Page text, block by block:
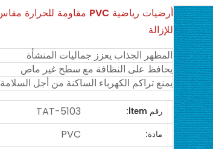
للإزالة
المظهر الجذاب يعزز جماليات المنشأة
يحافظ على النظافة مع سطح غير ماص
يمنع تراكم الكهرباء الساكنة من أجل السلامة
رقم ltem: TAT-5103
مادة: PVC